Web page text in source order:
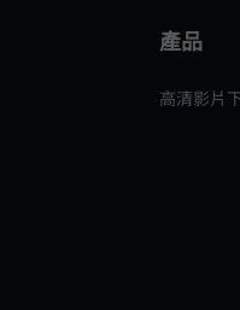
產品
VideoHunter 高清